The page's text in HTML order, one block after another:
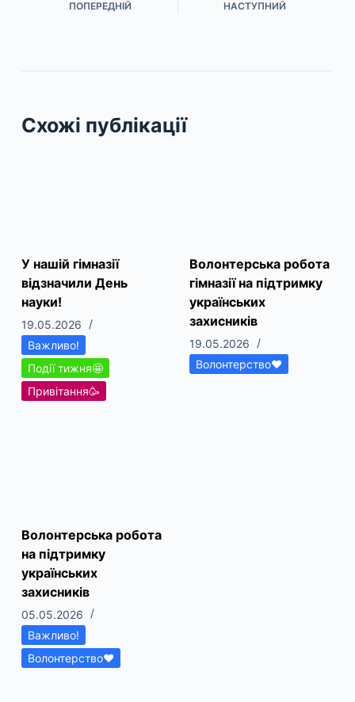
ПОПЕРЕДНІЙ НАСТУПНИЙ
Схожі публікації
У нашій гімназії
відзначили День
науки!
19.05.2026
Важливо!
Події тижня🤩
Привітання🥳
Волонтерська робота
гімназії на підтримку
українських
захисників
19.05.2026
Волонтерство❤
Волонтерська робота
на підтримку
українських
захисників
05.05.2026
Важливо!
Волонтерство❤